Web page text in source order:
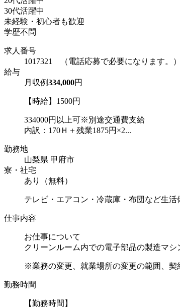
30代活躍中
未経験・初心者も歓迎
学歴不問
求人番号
1017321 （電話応募で必要になります。）
給与
月収例334,000円
【時給】1500円
334000円以上可※別途交通費支給
内訳：170Ｈ＋残業1875円×2...
勤務地
山梨県 甲府市
寮・社宅
あり（無料）
テレビ・エアコン・冷蔵庫・布団など生活
仕事内容
お仕事について
クリーンルーム内での電子部品の製造マ
※業務の変更、就業場所の変更の範囲、契
勤務時間
【勤務時間】